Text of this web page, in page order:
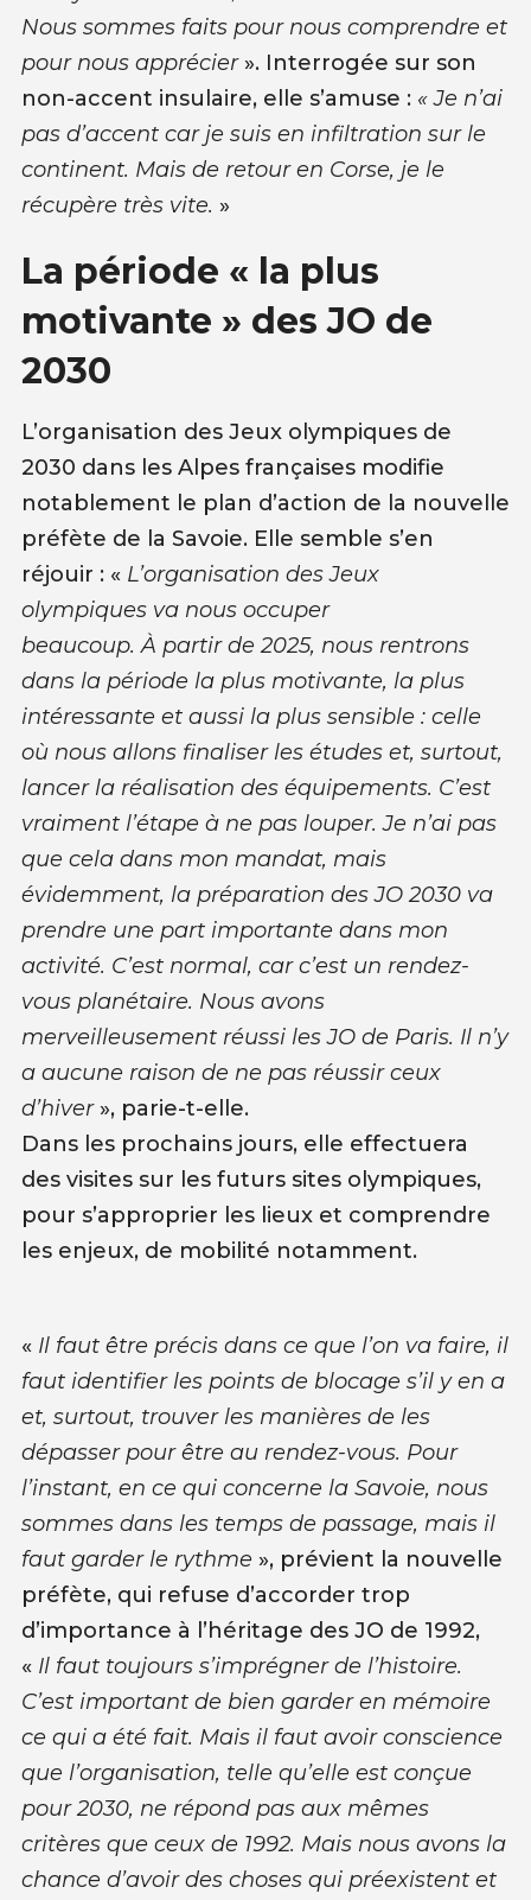
Nous sommes faits pour nous comprendre et
pour nous apprécier». Interrogée sur son
non-accent insulaire, elle s’amuse : « Je n’ai
pas d’accent car je suis en infiltration sur le
continent. Mais de retour en Corse, je le
récupère très vite. »
La période « la plus
motivante » des JO de
2030
L’organisation des Jeux olympiques de
2030 dans les Alpes françaises modifie
notablement le plan d’action de la nouvelle
préfète de la Savoie. Elle semble s’en
réjouir : « L’organisation des Jeux
olympiques va nous occuper
beaucoup. À partir de 2025, nous rentrons
dans la période la plus motivante, la plus
intéressante et aussi la plus sensible : celle
où nous allons finaliser les études et, surtout,
lancer la réalisation des équipements. C’est
vraiment l’étape à ne pas louper. Je n’ai pas
que cela dans mon mandat, mais
évidemment, la préparation des JO 2030 va
prendre une part importante dans mon
activité. C’est normal, car c’est un rendez-
vous planétaire. Nous avons
merveilleusement réussi les JO de Paris. Il n’y
a aucune raison de ne pas réussir ceux
d’hiver », parie-t-elle.
Dans les prochains jours, elle effectuera
des visites sur les futurs sites olympiques,
pour s’approprier les lieux et comprendre
les enjeux, de mobilité notamment.
« Il faut être précis dans ce que l’on va faire, il
faut identifier les points de blocage s’il y en a
et, surtout, trouver les manières de les
dépasser pour être au rendez-vous. Pour
l’instant, en ce qui concerne la Savoie, nous
sommes dans les temps de passage, mais il
faut garder le rythme », prévient la nouvelle
préfète, qui refuse d’accorder trop
d’importance à l’héritage des JO de 1992,
« Il faut toujours s’imprégner de l’histoire.
C’est important de bien garder en mémoire
ce qui a été fait. Mais il faut avoir conscience
que l’organisation, telle qu’elle est conçue
pour 2030, ne répond pas aux mêmes
critères que ceux de 1992. Mais nous avons la
chance d’avoir des choses qui préexistent et